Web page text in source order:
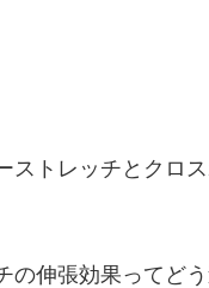
トレッチとクロ
の伸張効果ってど